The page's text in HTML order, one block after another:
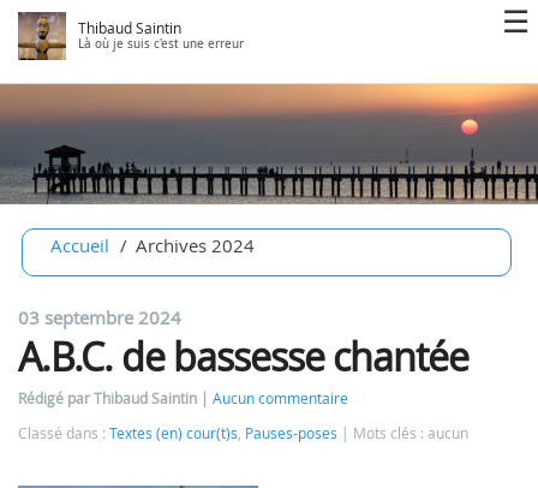
Thibaud Saintin
Là où je suis c'est une erreur
Accueil Archives 2024
03 septembre 2024
A.B.C. de bassesse chantée
Rédigé par Thibaud Saintin
Aucun commentaire
Classé dans : Textes (en) cour(t)s, Pauses-poses Mots clés : aucun